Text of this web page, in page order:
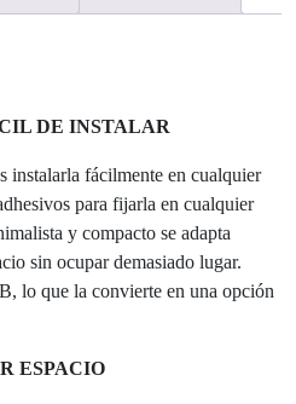
DE INSTALAR
instalarla fácilmente en cualquier
para fijarla en cualquier
y compacto se adapta
sin ocupar demasiado lugar.
lo que la convierte en una opción
ESPACIO